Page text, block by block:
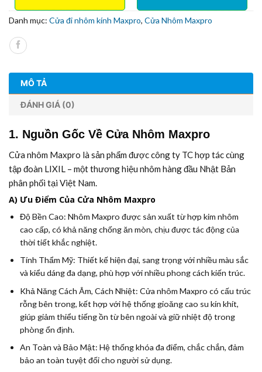
Danh mục: Cửa đi nhôm kính Maxpro, Cửa Nhôm Maxpro
MÔ TẢ
ĐÁNH GIÁ (0)
1. Nguồn Gốc Về Cửa Nhôm Maxpro
Cửa nhôm Maxpro là sản phẩm được công ty TC hợp tác cùng
tập đoàn LIXIL – một thương hiệu nhôm hàng đầu Nhật Bản
phân phối tại Việt Nam.
A) Ưu Điểm Của Cửa Nhôm Maxpro
Độ Bền Cao: Nhôm Maxpro được sản xuất từ hợp kim nhôm
cao cấp, có khả năng chống ăn mòn, chịu được tác động của
thời tiết khắc nghiệt.
Tính Thẩm Mỹ: Thiết kế hiện đại, sang trọng với nhiều màu sắc
và kiểu dáng đa dạng, phù hợp với nhiều phong cách kiến trúc.
Khả Năng Cách Âm, Cách Nhiệt: Cửa nhôm Maxpro có cấu trúc
rỗng bên trong, kết hợp với hệ thống gioăng cao su kín khít,
giúp giảm thiểu tiếng ồn từ bên ngoài và giữ nhiệt độ trong
phòng ổn định.
An Toàn và Bảo Mật: Hệ thống khóa đa điểm, chắc chắn, đảm
bảo an toàn tuyệt đối cho người sử dụng.